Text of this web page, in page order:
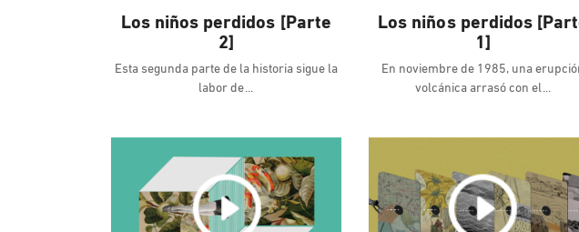
Los niños perdidos [Parte
2]
Esta segunda parte de la historia sigue la
labor de
Los niños perdidos
1]
En noviembre de 1985, una
volcánica arrasó con el